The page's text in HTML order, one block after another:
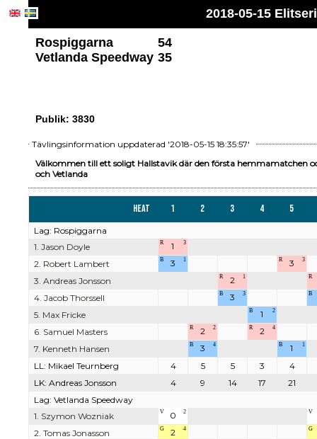
2018-05-15
Rospiggarna
54
Vetlanda Speedway 35
Publik: 3830
Tävlingsinformation uppdaterad '2018-05-15 18:35:57'
Välkommen till ett soligt Hallstavik där den första hemmamatchen
och Vetlanda
Heat 1 2 3 4 5
Lag: Rospiggarna
1. Jason Doyle
R 1 3
2. Robert Lambert B 3 1 R 3 3
3. Andreas Jonsson R 2 1 R
4. Jacob Thorssell B 3 3 B
5. Max Fricke B 1 2
6. Samuel Masters R 2 2 R 2 4
7. Kenneth Hansen B 3 4 B 1 1
LL: Mikael Teurnberg 4 5 5 3
4
LK: Andreas Jonsson
4 9 14 17 21
Lag: Vetlanda Speedway
1. Szymon Wozniak
V 0 2 V
2. Tomas Jonasson G 2 4 G